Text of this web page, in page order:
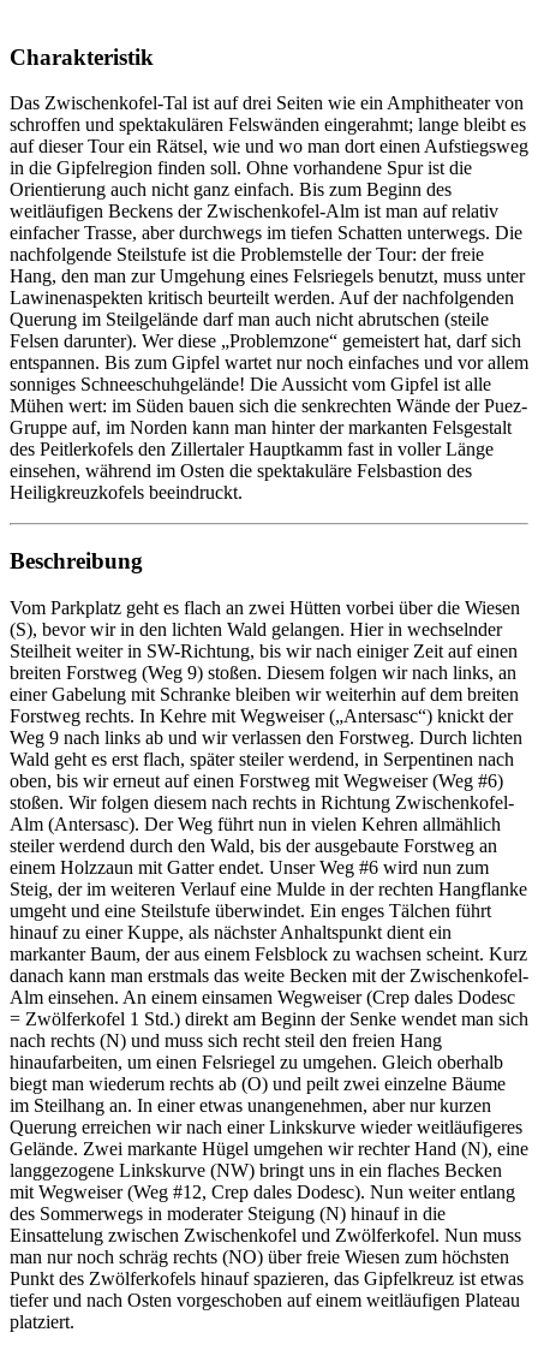
Charakteristik
Das Zwischenkofel-Tal ist auf drei Seiten wie ein Amphitheater von
schroffen und spektakulären Felswänden eingerahmt; lange bleibt es
auf dieser Tour ein Rätsel, wie und wo man dort einen Aufstiegsweg
in die Gipfelregion finden soll. Ohne vorhandene Spur ist die
Orientierung auch nicht ganz einfach. Bis zum Beginn des
weitläufigen Beckens der Zwischenkofel-Alm ist man auf relativ
einfacher Trasse, aber durchwegs im tiefen Schatten unterwegs. Die
nachfolgende Steilstufe ist die Problemstelle der Tour: der freie
Hang, den man zur Umgehung eines Felsriegels benutzt, muss unter
Lawinenaspekten kritisch beurteilt werden. Auf der nachfolgenden
Querung im Steilgelände darf man auch nicht abrutschen (steile
Felsen darunter). Wer diese „Problemzone“ gemeistert hat, darf sich
entspannen. Bis zum Gipfel wartet nur noch einfaches und vor allem
sonniges Schneeschuhgelände! Die Aussicht vom Gipfel ist alle
Mühen wert: im Süden bauen sich die senkrechten Wände der Puez-
Gruppe auf, im Norden kann man hinter der markanten Felsgestalt
des Peitlerkofels den Zillertaler Hauptkamm fast in voller Länge
einsehen, während im Osten die spektakuläre Felsbastion des
Heiligkreuzkofels beeindruckt.
Beschreibung
Vom Parkplatz geht es flach an zwei Hütten vorbei über die Wiesen
(S), bevor wir in den lichten Wald gelangen. Hier in wechselnder
Steilheit weiter in SW-Richtung, bis wir nach einiger Zeit auf einen
breiten Forstweg (Weg 9) stoßen. Diesem folgen wir nach links, an
einer Gabelung mit Schranke bleiben wir weiterhin auf dem breiten
Forstweg rechts. In Kehre mit Wegweiser („Antersasc“) knickt der
Weg 9 nach links ab und wir verlassen den Forstweg. Durch lichten
Wald geht es erst flach, später steiler werdend, in Serpentinen nach
oben, bis wir erneut auf einen Forstweg mit Wegweiser (Weg #6)
stoßen. Wir folgen diesem nach rechts in Richtung Zwischenkofel-
Alm (Antersasc). Der Weg führt nun in vielen Kehren allmählich
steiler werdend durch den Wald, bis der ausgebaute Forstweg an
einem Holzzaun mit Gatter endet. Unser Weg #6 wird nun zum
Steig, der im weiteren Verlauf eine Mulde in der rechten Hangflanke
umgeht und eine Steilstufe überwindet. Ein enges Tälchen führt
hinauf zu einer Kuppe, als nächster Anhaltspunkt dient ein
markanter Baum, der aus einem Felsblock zu wachsen scheint. Kurz
danach kann man erstmals das weite Becken mit der Zwischenkofel-
Alm einsehen. An einem einsamen Wegweiser (Crep dales Dodesc
= Zwölferkofel 1 Std.) direkt am Beginn der Senke wendet man sich
nach rechts (N) und muss sich recht steil den freien Hang
hinaufarbeiten, um einen Felsriegel zu umgehen. Gleich oberhalb
biegt man wiederum rechts ab (O) und peilt zwei einzelne Bäume
im Steilhang an. In einer etwas unangenehmen, aber nur kurzen
Querung erreichen wir nach einer Linkskurve wieder weitläufigeres
Gelände. Zwei markante Hügel umgehen wir rechter Hand (N), eine
langgezogene Linkskurve (NW) bringt uns in ein flaches Becken
mit Wegweiser (Weg #12, Crep dales Dodesc). Nun weiter entlang
des Sommerwegs in moderater Steigung (N) hinauf in die
Einsattelung zwischen Zwischenkofel und Zwölferkofel. Nun muss
man nur noch schräg rechts (NO) über freie Wiesen zum höchsten
Punkt des Zwölferkofels hinauf spazieren, das Gipfelkreuz ist etwas
tiefer und nach Osten vorgeschoben auf einem weitläufigen Plateau
platziert.